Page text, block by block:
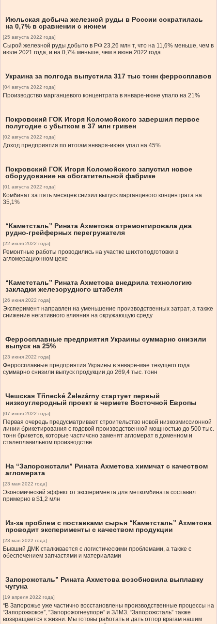
Июльская добыча железной руды в России сократилась
на 0,7% в сравнении с июнем
[25 августа 2022 года]
Сырой железной руды добыто в РФ 23,26 млн т, что на 11,6% меньше, чем в
июле 2021 года, и на 0,7% меньше, чем в июне 2022 года.
Украина за полгода выпустила 317 тыс тонн ферросплавов
[04 августа 2022 года]
Производство марганцевого концентрата в январе-июне упало на 21%
Покровский ГОК Игоря Коломойского завершил первое
полугодие с убытком в 37 млн гривен
[02 августа 2022 года]
Доход предприятия по итогам января-июня упал на 45%
Покровский ГОК Игоря Коломойского запустил новое
оборудование на обогатительной фабрике
[01 августа 2022 года]
Комбинат за пять месяцев снизил выпуск марганцевого концентрата на
35,1%
“Каметсталь” Рината Ахметова отремонтировала два
рудно-грейферных перегружателя
[22 июля 2022 года]
Ремонтные работы проводились на участке шихтоподготовки в
агломерационном цехе
“Каметсталь” Рината Ахметова внедрила технологию
закладки железорудного штабеля
[26 июня 2022 года]
Эксперимент направлен на уменьшение производственных затрат, а также
снижение негативного влияния на окружающую среду
Ферросплавные предприятия Украины суммарно снизили
выпуск на 25%
[23 июня 2022 года]
Ферросплавные предприятия Украины в январе-мае текущего года
суммарно снизили выпуск продукции до 269,4 тыс. тонн
Чешская Třinecké Železárny стартует первый
низкоуглеродный проект в чермете Восточной Европы
[07 июня 2022 года]
Первая очередь предусматривает строительство новой низкоэмиссионной
линии брикетирования с годовой производственной мощностью до 500 тыс.
тонн брикетов, которые частичсно заменят агломерат в доменном и
сталеплавильном производстве.
На “Запорожстали” Рината Ахметова химичат с качеством
агломерата
[23 мая 2022 года]
Экономический эффект от эксперимента для меткомбината составил
примерно в $1,2 млн
Из-за проблем с поставками сырья “Каметсталь” Ахметова
проводит эксперименты с качеством продукции
[23 мая 2022 года]
Бывший ДМК сталкивается с логистическими проблемами, а также с
обеспечением запчастями и материалами
Запорожсталь” Рината Ахметова возобновила выплавку
чугуна
[19 апреля 2022 года]
“В Запорожье уже частично восстановлены производственные процессы на
“Запорожкоксе”, “Запорожогнеупоре” и ЗЛМЗ. “Запорожсталь” также
возвращается к жизни. Мы готовы работать и дать отпор врагам нашим